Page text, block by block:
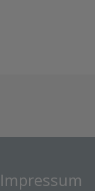
Impressum